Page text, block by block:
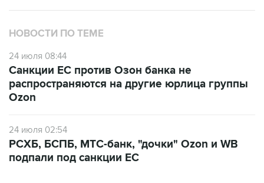
НОВОСТИ ПО ТЕМЕ
24 июля 08:44
Санкции ЕС против Озон банка не
распространяются на другие юрлица группы
Ozon
24 июля 02:54
РСХБ, БСПБ, МТС-банк, "дочки" Ozon и WB
подпали под санкции ЕС